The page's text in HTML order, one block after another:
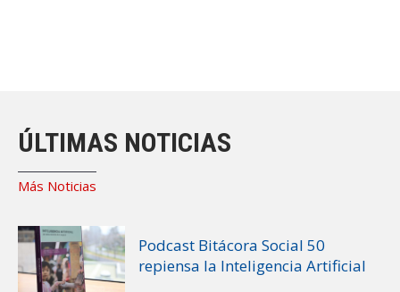
ÚLTIMAS NOTICIAS
Más Noticias
Podcast Bitácora Social 50
repiensa la Inteligencia Artificial